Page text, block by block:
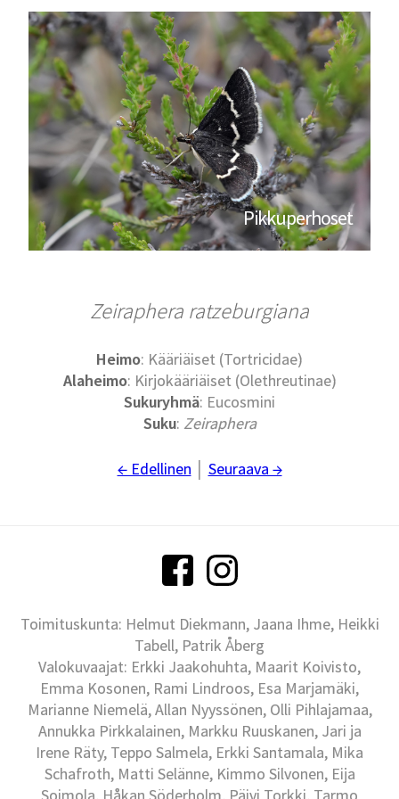
Pikkuperhoset
Zeiraphera ratzeburgiana
Heimo: Kääriäiset (Tortricidae)
Alaheimo: Kirjokääriäiset (Olethreutinae)
Sukuryhmä: Eucosmini
Suku: Zeiraphera
← Edellinen Seuraava →
Toimituskunta: Helmut Diekmann, Jaana Ihme, Heikki
Tabell, Patrik Åberg
Valokuvaajat: Erkki Jaakohuhta, Maarit Koivisto,
Emma Kosonen, Rami Lindroos, Esa Marjamäki,
Marianne Niemelä, Allan Nyyssönen, Olli Pihlajamaa,
Annukka Pirkkalainen, Markku Ruuskanen, Jari ja
Irene Räty, Teppo Salmela, Erkki Santamala, Mika
Schafroth, Matti Selänne, Kimmo Silvonen, Eija